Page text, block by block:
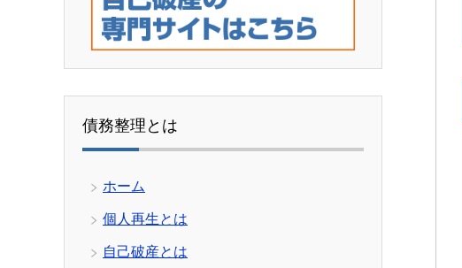
債務整理とは
ホーム
個人再生とは
自己破産とは